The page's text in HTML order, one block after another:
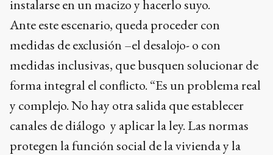
instalarse en un macizo y hacerlo suyo.
Ante este escenario, queda proceder con
medidas de exclusión –el desalojo- o con
medidas inclusivas, que busquen solucionar de
forma integral el conflicto. “Es un problema real
y complejo. No hay otra salida que establecer
canales de diálogo y aplicar la ley. Las normas
protegen la función social de la vivienda y la